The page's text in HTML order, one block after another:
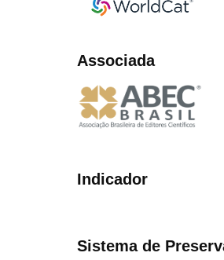
Associada
Indicador
Sistema de